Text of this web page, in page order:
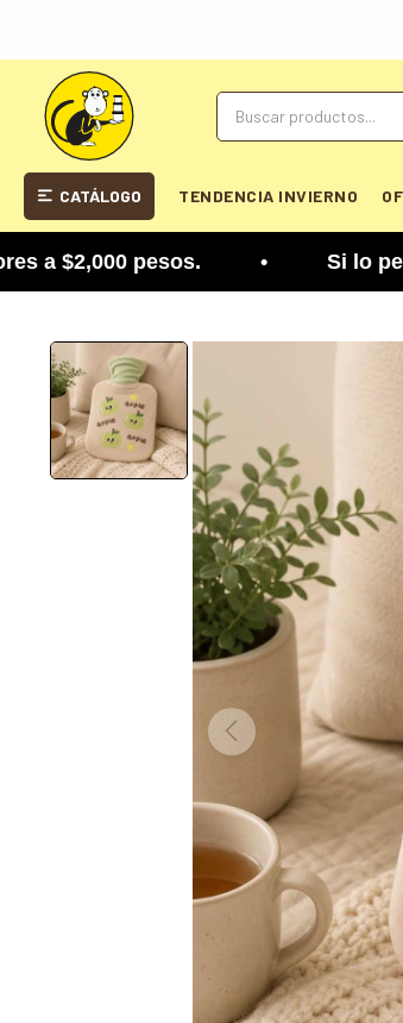
CATÁLOGO TENDENCIA INVIERNO
$2,000 pesos. • Si lo pensás